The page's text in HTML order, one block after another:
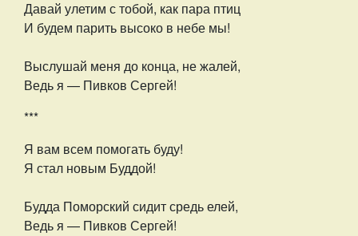
Давай улетим с тобой, как пара птиц
И будем парить высоко в небе мы!
Выслушай меня до конца, не жалей,
Ведь я — Пивков Сергей!
***
Я вам всем помогать буду!
Я стал новым Буддой!
Будда Поморский сидит средь елей,
Ведь я — Пивков Сергей!